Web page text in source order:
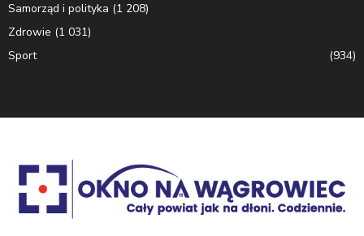
Samorząd i polityka (1 208)
Zdrowie (1 031)
Sport
(934)